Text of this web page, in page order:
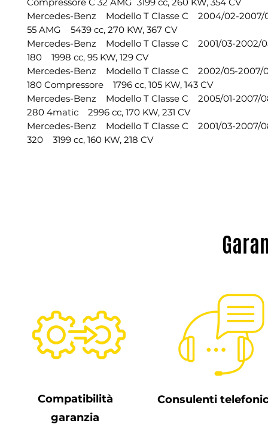
Mercedes-Benz Modello T Classe C 2004/02-
55 AMG 5439 cc, 270 KW, 367 CV
Mercedes-Benz Modello T Classe C 2001/03-
180 1998 cc, 95 KW, 129 CV
Mercedes-Benz Modello T Classe C 2002/05-
180 Compressore 1796 cc, 105 KW, 143 CV
Mercedes-Benz Modello T Classe C 2005/01-
280 4matic 2996 cc, 170 KW, 231 CV
Mercedes-Benz Modello T Classe C 2001/03-
320 3199 cc, 160 KW, 218 CV
Compatibilità
garanzia
Consulenti